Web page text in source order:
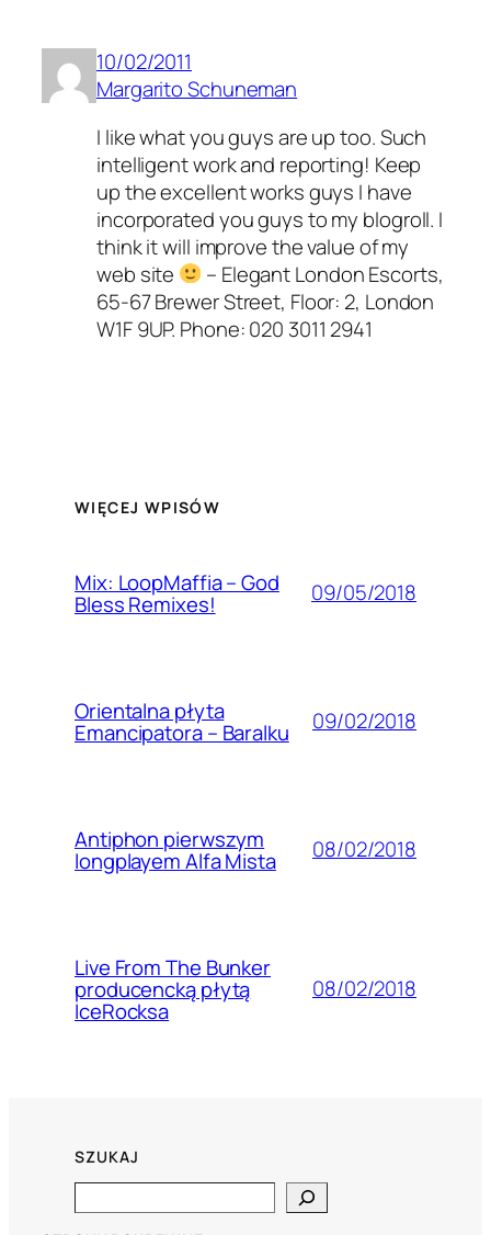
10/02/2011
Margarito Schuneman
I like what you guys are up too. Such
intelligent work and reporting! Keep
up the excellent works guys I have
incorporated you guys to my blogroll. I
think it will improve the value of my
web site
– Elegant London Escorts,
65-67 Brewer Street, Floor: 2, London
W1F 9UP. Phone: 020 3011 2941
WIĘCEJ WPISÓW
Mix: LoopMaffia – God
Bless Remixes! 09/05/2018
Orientalna płyta
Emancipatora – Baralku 09/02/2018
Antiphon pierwszym
longplayem Alfa Mista 08/02/2018
Live From The Bunker
producencką płytą
IceRocksa
08/02/2018
SZUKAJ